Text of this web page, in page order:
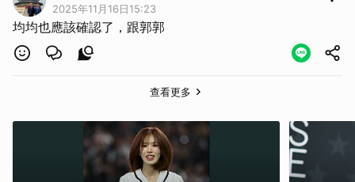
2025年11月16日15:23
均均也應該確認了，跟郭郭
查看更多